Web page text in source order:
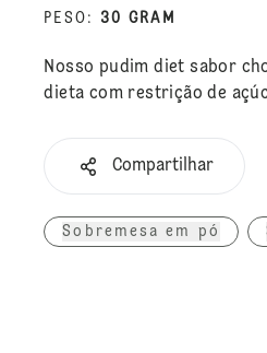
PESO : 30 GRAM
Nosso pudim diet sabor
dieta com restrição de
Compartilhar
Sobremesa em pó